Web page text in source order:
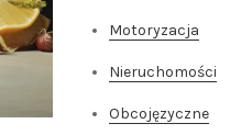
Motoryzacja
Nieruchomości
Obcojęzyczne